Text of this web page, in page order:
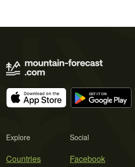
Explore
Countries
Social
Facebook